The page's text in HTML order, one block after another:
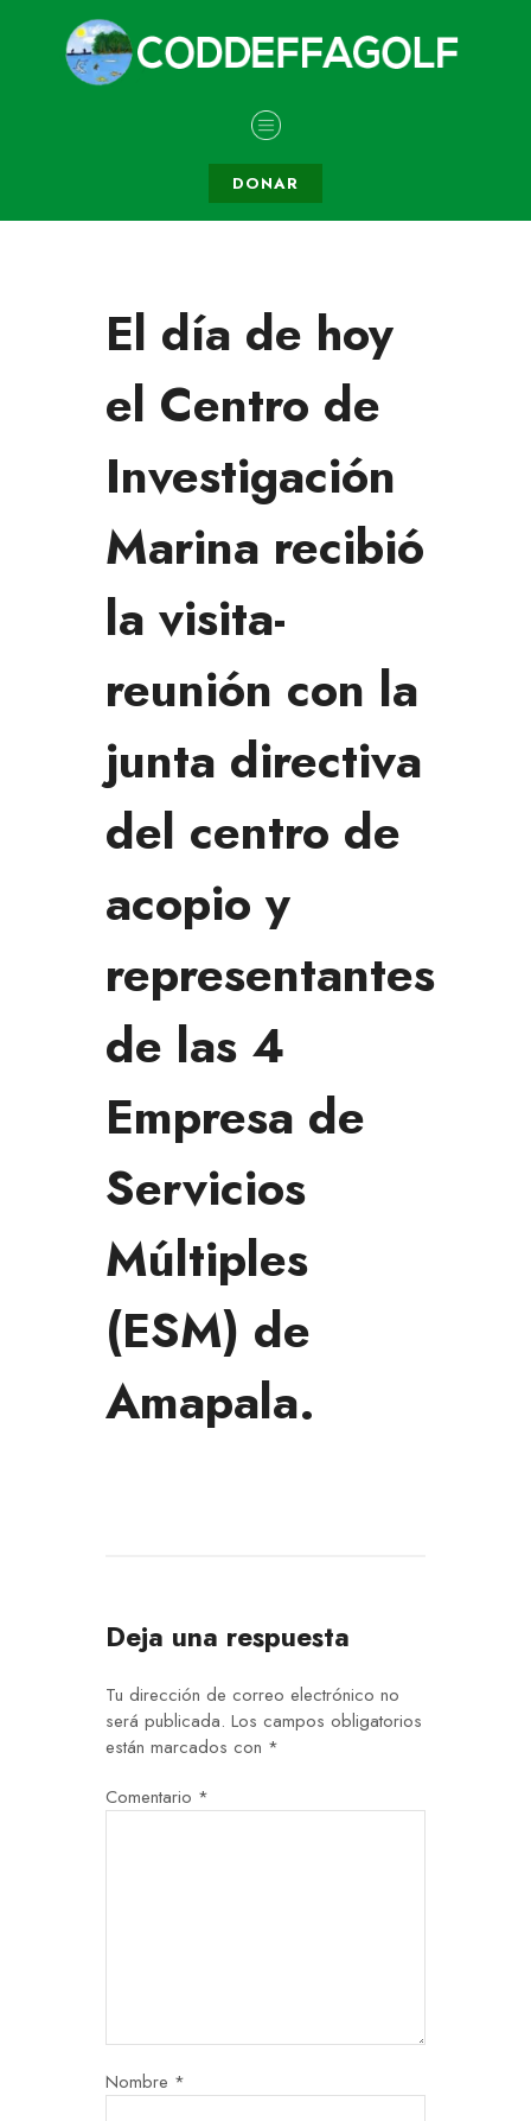
DONAR
El día de hoy
el Centro de
Investigación
Marina recibió
la visita-
reunión con la
junta directiva
del centro de
acopio y
representantes
de las 4
Empresa de
Servicios
Múltiples
(ESM) de
Amapala.
Deja una respuesta
Tu dirección de correo electrónico no
será publicada. Los campos obligatorios
están marcados con *
Comentario *
Nombre *